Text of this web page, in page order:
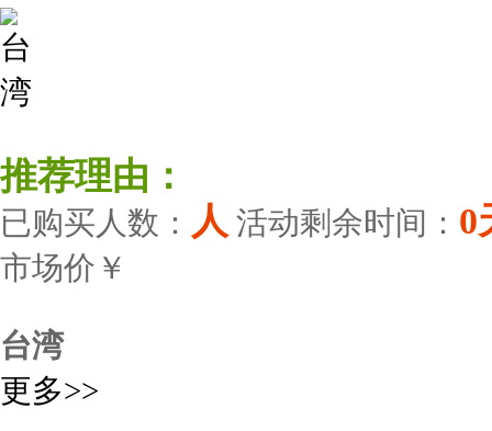
推荐理由：
已购买人数： 人 活动剩余时间： 0
市场价￥
台湾
更多>>